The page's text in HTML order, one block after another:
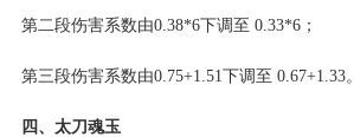
第二段伤害系数由0.38*6下调至 0.33*6；
第三段伤害系数由0.75+1.51下调至 0.67+1.33。
四、太刀魂玉